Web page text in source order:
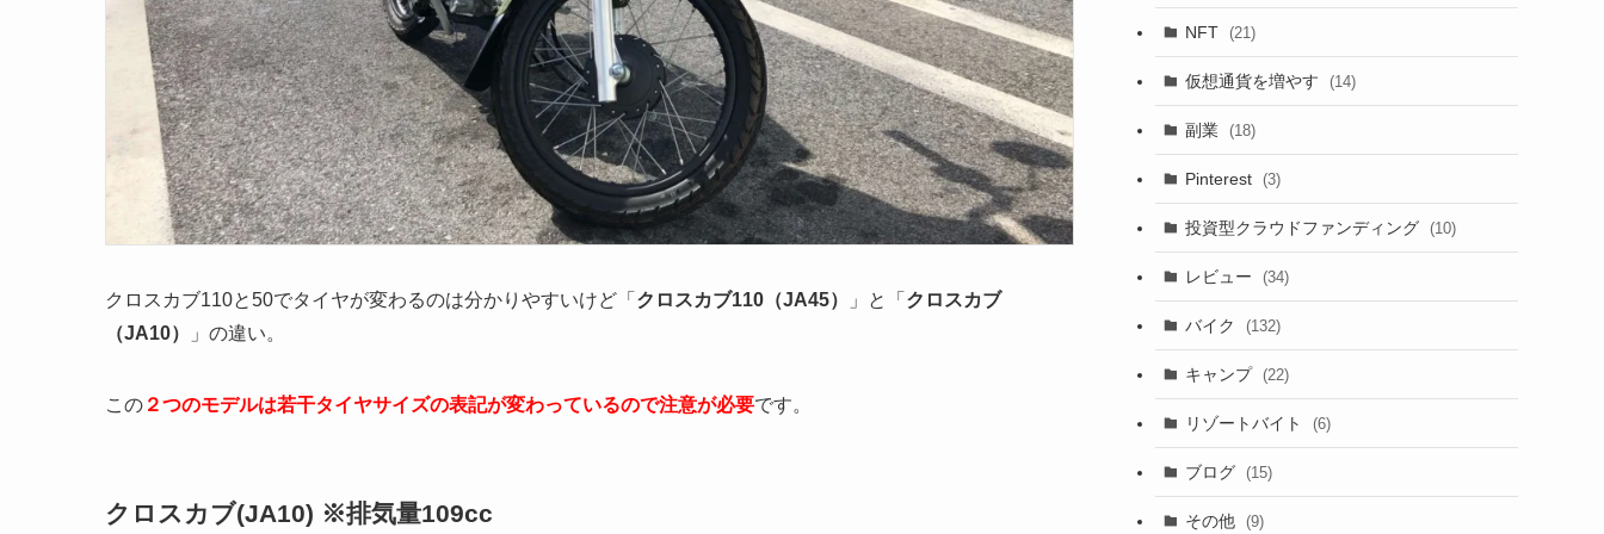
クロスカブ110と50でタイヤが変わるのは分かりやすいけど「 クロスカブ110（JA45） 」と「 クロスカブ
（JA10）
」の違い。
この ２つのモデルは若干タイヤサイズの表記が変わっているので注意が必要です。
クロスカブ(JA10) ※排気量109cc
NFT (21)
仮想通貨を増やす (14)
副業 (18)
Pinterest (3)
投資型クラウドファンディング (10)
レビュー (34)
バイク (132)
キャンプ (22)
リゾートバイト (6)
ブログ (15)
その他 (9)